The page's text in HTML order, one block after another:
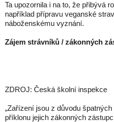
Ta upozornila i na to, že přibývá
například přípravu veganské
náboženskému vyznání.
Zájem strávníků / zákonných
ZDROJ: Česká školní inspekce
„Zařízení jsou z důvodu
příklonu jejich zákonných